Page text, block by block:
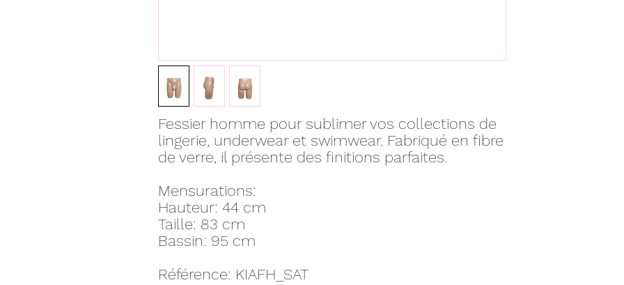
Fessier homme pour sublimer vos collections de
lingerie, underwear et swimwear. Fabriqué en fibre
de verre, il présente des finitions parfaites.
Mensurations:
Hauteur: 44 cm
Taille: 83 cm
Bassin: 95 cm
Référence: KIAFH_SAT